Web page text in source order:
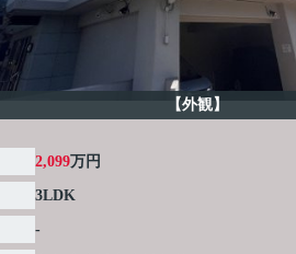
【外観】
2,099万円
3LDK
-